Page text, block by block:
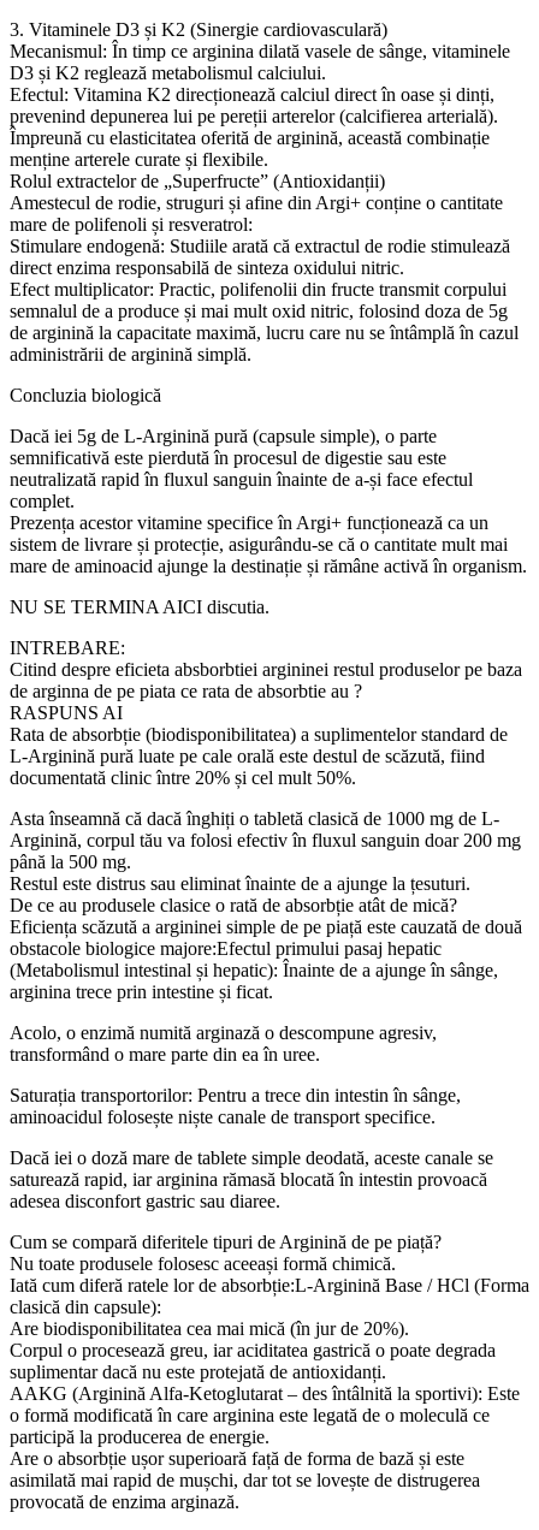
3. Vitaminele D3 și K2 (Sinergie cardiovasculară)
Mecanismul: În timp ce arginina dilată vasele de sânge, vitaminele
D3 și K2 reglează metabolismul calciului.
Efectul: Vitamina K2 direcționează calciul direct în oase și dinți,
prevenind depunerea lui pe pereții arterelor (calcifierea arterială).
Împreună cu elasticitatea oferită de arginină, această combinație
menține arterele curate și flexibile.
Rolul extractelor de „Superfructe” (Antioxidanții)
Amestecul de rodie, struguri și afine din Argi+ conține o cantitate
mare de polifenoli și resveratrol:
Stimulare endogenă: Studiile arată că extractul de rodie stimulează
direct enzima responsabilă de sinteza oxidului nitric.
Efect multiplicator: Practic, polifenolii din fructe transmit corpului
semnalul de a produce și mai mult oxid nitric, folosind doza de 5g
de arginină la capacitate maximă, lucru care nu se întâmplă în cazul
administrării de arginină simplă.
Concluzia biologică
Dacă iei 5g de L-Arginină pură (capsule simple), o parte
semnificativă este pierdută în procesul de digestie sau este
neutralizată rapid în fluxul sanguin înainte de a-și face efectul
complet.
Prezența acestor vitamine specifice în Argi+ funcționează ca un
sistem de livrare și protecție, asigurându-se că o cantitate mult mai
mare de aminoacid ajunge la destinație și rămâne activă în organism.
NU SE TERMINA AICI discutia.
INTREBARE:
Citind despre eficieta absborbtiei argininei restul produselor pe baza
de arginna de pe piata ce rata de absorbtie au ?
RASPUNS AI
Rata de absorbție (biodisponibilitatea) a suplimentelor standard de
L-Arginină pură luate pe cale orală este destul de scăzută, fiind
documentată clinic între 20% și cel mult 50%.
Asta înseamnă că dacă înghiți o tabletă clasică de 1000 mg de L-
Arginină, corpul tău va folosi efectiv în fluxul sanguin doar 200 mg
până la 500 mg.
Restul este distrus sau eliminat înainte de a ajunge la țesuturi.
De ce au produsele clasice o rată de absorbție atât de mică?
Eficiența scăzută a argininei simple de pe piață este cauzată de două
obstacole biologice majore:Efectul primului pasaj hepatic
(Metabolismul intestinal și hepatic): Înainte de a ajunge în sânge,
arginina trece prin intestine și ficat.
Acolo, o enzimă numită arginază o descompune agresiv,
transformând o mare parte din ea în uree.
Saturația transportorilor: Pentru a trece din intestin în sânge,
aminoacidul folosește niște canale de transport specifice.
Dacă iei o doză mare de tablete simple deodată, aceste canale se
saturează rapid, iar arginina rămasă blocată în intestin provoacă
adesea disconfort gastric sau diaree.
Cum se compară diferitele tipuri de Arginină de pe piață?
Nu toate produsele folosesc aceeași formă chimică.
Iată cum diferă ratele lor de absorbție:L-Arginină Base / HCl (Forma
clasică din capsule):
Are biodisponibilitatea cea mai mică (în jur de 20%).
Corpul o procesează greu, iar aciditatea gastrică o poate degrada
suplimentar dacă nu este protejată de antioxidanți.
AAKG (Arginină Alfa-Ketoglutarat – des întâlnită la sportivi): Este
o formă modificată în care arginina este legată de o moleculă ce
participă la producerea de energie.
Are o absorbție ușor superioară față de forma de bază și este
asimilată mai rapid de mușchi, dar tot se lovește de distrugerea
provocată de enzima arginază.